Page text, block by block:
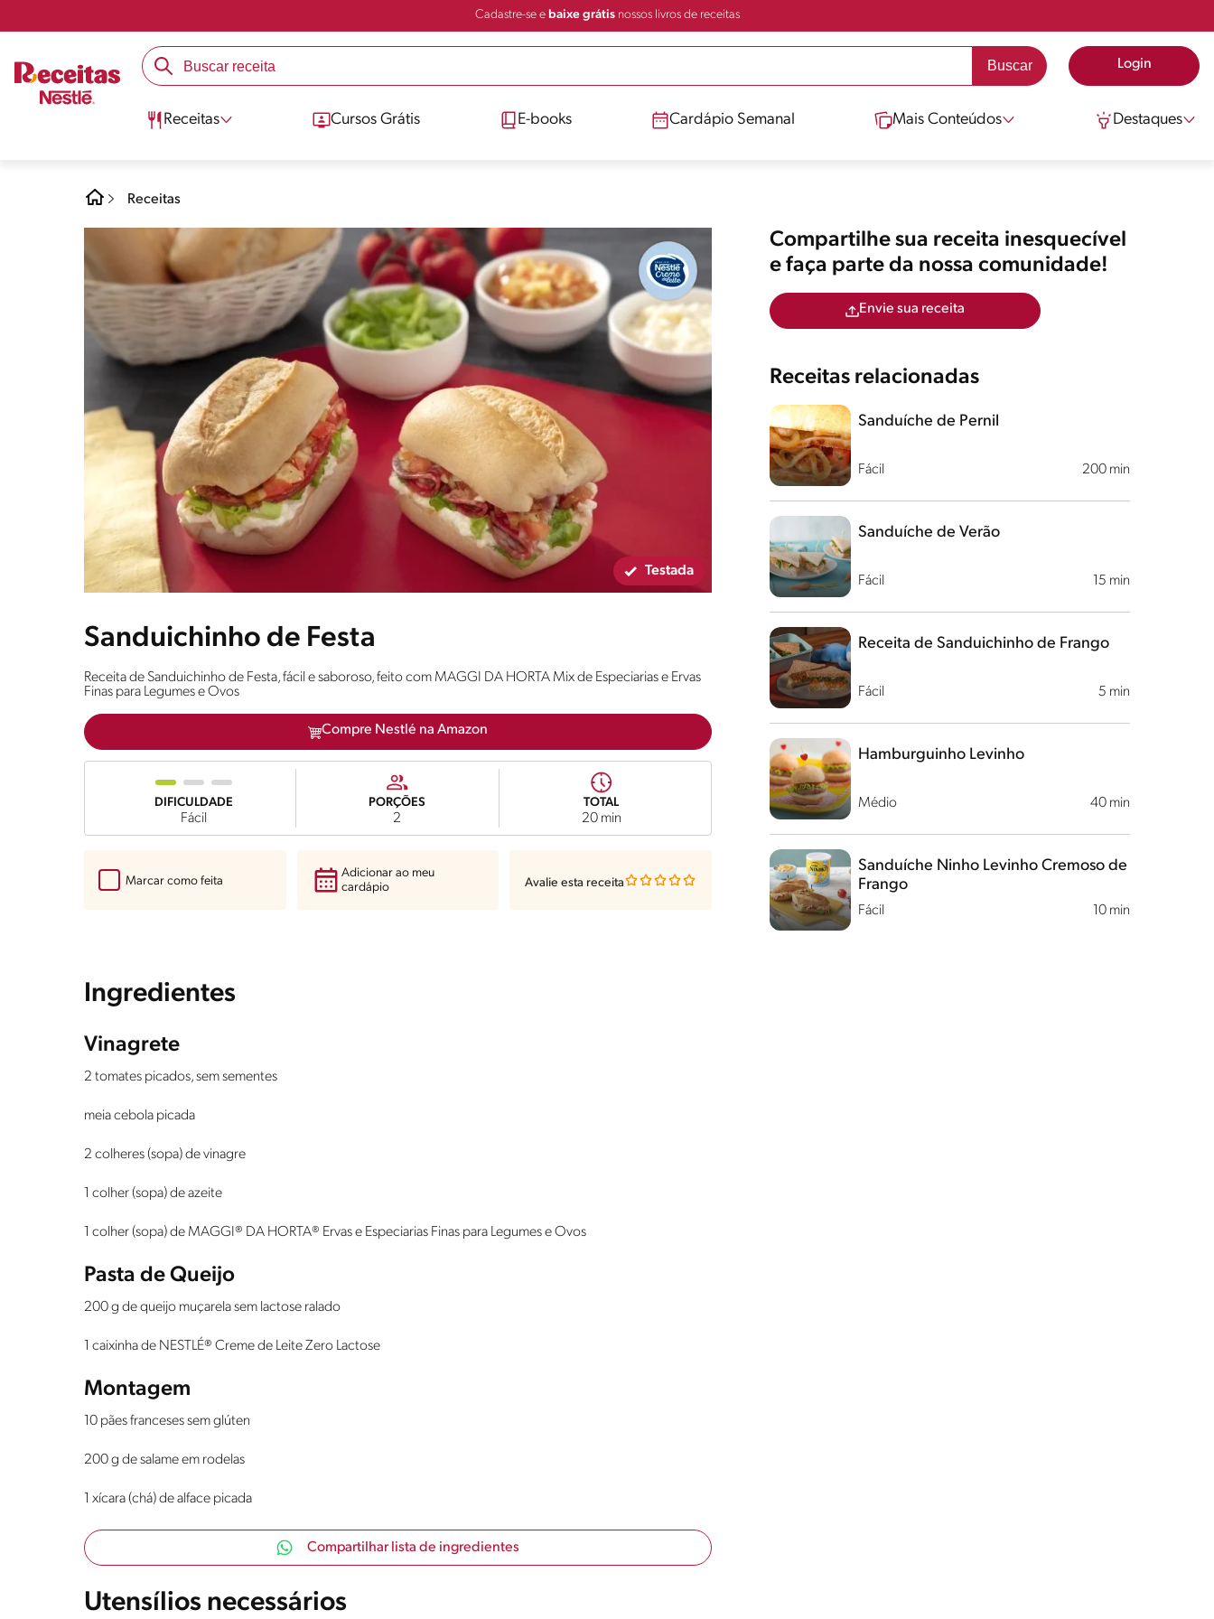
Cadastre-se e baixe grátisnossos livros de receitas
Login
Receitas Cursos Grátis E-books Cardápio Semanal Mais Conteúdos Destaques
Receitas
Testada
Sanduichinho de Festa
Receita de Sanduichinho de Festa, fácil e saboroso, feito com MAGGI DA HORTA Mix de Especiarias e Ervas
Finas para Legumes e Ovos
Compre Nestlé na Amazon
DIFICULDADE
Fácil
PORÇÕES
2
TOTAL
20 min
Marcar como feita
Adicionar ao meu
cardápio
Avalie esta receita
Ingredientes
Vinagrete
2 tomates picados, sem sementes
meia cebola picada
2 colheres (sopa) de vinagre
1 colher (sopa) de azeite
1 colher (sopa) de MAGGI® DA HORTA® Ervas e Especiarias Finas para Legumes e Ovos
Pasta de Queijo
200 g de queijo muçarela sem lactose ralado
1 caixinha de NESTLÉ® Creme de Leite Zero Lactose
Montagem
10 pães franceses sem glúten
200 g de salame em rodelas
1 xícara (chá) de alface picada
Compartilhar lista de ingredientes
Utensílios necessários
Compartilhe sua receita inesquecível
e faça parte da nossa comunidade!
Envie sua receita
Receitas relacionadas
Fácil 200 min
Sanduíche de Pernil
Fácil 15 min
Sanduíche de Verão
Fácil 5 min
Receita de Sanduichinho de Frango
Médio 40 min
Hamburguinho Levinho
Fácil 10 min
Sanduíche Ninho Levinho Cremoso de
Frango